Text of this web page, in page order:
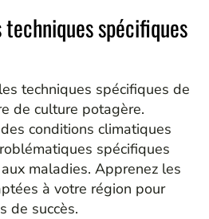
spécifiques
techniques spécifiques de
de culture potagère.
conditions climatiques
spécifiques
maladies. Apprenez les
à votre région pour
de succès.